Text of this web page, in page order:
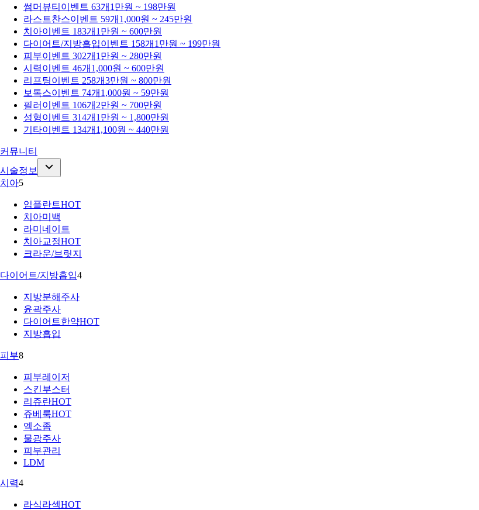
썸머뷰티 이벤트 63개 1만원 ~ 198만원
라스트찬스이벤트 59개 1,000원 ~ 245만원
치아이벤트 183개 1만원 ~ 600만원
다이어트/지방흡입이벤트 158개 1만원 ~ 199만원
피부이벤트 302개 1만원 ~ 280만원
시력이벤트 46개 1,000원 ~ 600만원
리프팅이벤트 258개3만원 ~ 800만원
보톡스이벤트 74개 1,000원 ~ 59만원
필러 이벤트 106개 2만원 ~ 700만원
성형이벤트 314개 1만원 ~ 1,800만원
기타이벤트 134개 1,100원 ~ 440만원
커뮤니티
시술정보
치아5
임플란트HOT
치아미백
라미네이트
치아교정HOT
크라운/브릿지
다이어트/지방흡입4
지방분해주사
윤곽주사
다이어트한약HOT
지방흡입
피부8
피부레이저
스킨부스터
리쥬란HOT
쥬베룩HOT
엑소좀
물광주사
피부관리
LDM
시력4
라식라섹HOT